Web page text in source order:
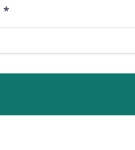
unheimlichen
auf dem
hat recht
*